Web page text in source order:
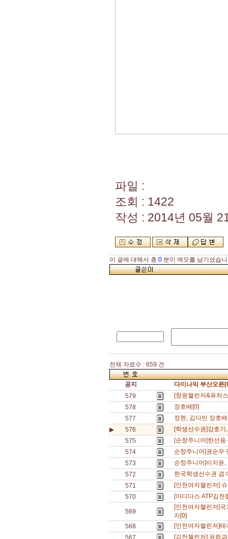
파일 :
조회 : 1422
작성 : 2014년 05월
이 글에 대해서 총 0 분이 메모를 남기셨습
전체 자료수 : 659 건
공지
다이나믹 부산오픈
579
[창원챌린저&퓨처
578
장호배[0]
577
정현, 김다빈 장호
▶
576
[학생선수권]강호
575
[순창주니어]한선
574
순창주니어]권순우
573
순창주니어]이지
572
한국학생선수권 겸
571
[인천여자챌린저]
570
[아디다스 ATP김
569
[인천여자챌린저]
지[0]
568
[인천여자챌린저]
567
[김천챌린저] 유럽